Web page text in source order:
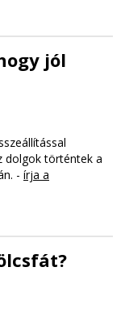
jól
dolgok történtek a
- írja a